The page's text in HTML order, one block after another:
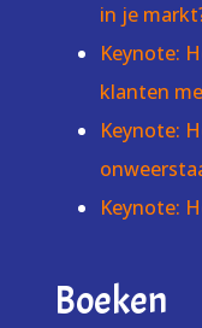
in je
Keynote:
klanten
Keynote:
Keynote:
Boeken